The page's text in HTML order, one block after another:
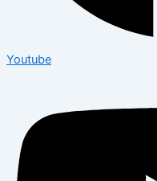
Youtube